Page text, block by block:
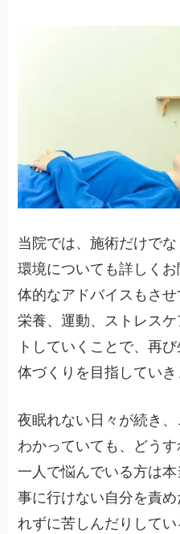
当院では、施術だけで
環境についても詳しく
体的なアドバイスもさ
栄養、運動、ストレス
トしていくことで、再
体づくりを目指していき
夜眠れない日々が続き
わかっていても、どう
一人で悩んでいる方は
事に行けない自分を責
れずに苦しんだりして